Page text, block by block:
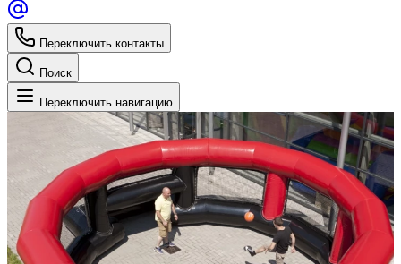
Переключить контакты
Поиск
Переключить навигацию